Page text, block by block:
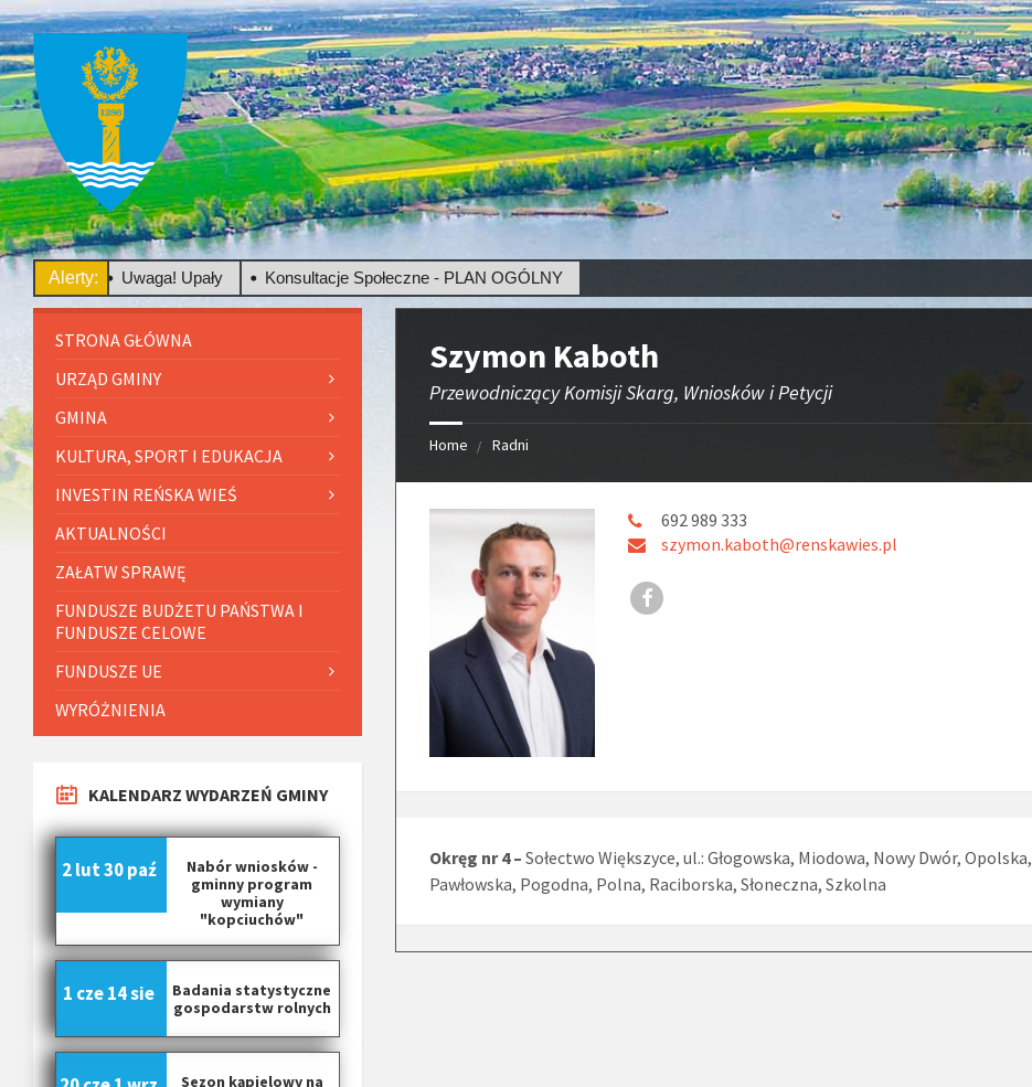
Alerty:Uwaga! Upały Konsultacje Społeczne - PLAN OGÓLNY
Szymon Kaboth
Przewodniczący Komisji Skarg, Wniosków i Petycji
Home Radni
692 989 333
szymon.kaboth@renskawies.pl
Okręg nr 4 –Sołectwo Większyce, ul.: Głogowska, Miodowa, Nowy Dwór, Opolska,
Pawłowska, Pogodna, Polna, Raciborska, Słoneczna, Szkolna
STRONA GŁÓWNA
URZĄD GMINY
GMINA
KULTURA, SPORT I EDUKACJA
INVESTIN REŃSKA WIEŚ
AKTUALNOŚCI
ZAŁATW SPRAWĘ
FUNDUSZE BUDŻETU PAŃSTWA I
FUNDUSZE CELOWE
FUNDUSZE UE
WYRÓŻNIENIA
KALENDARZ WYDARZEŃ GMINY
Nabór wniosków -
gminny program
wymiany
"kopciuchów"
2 lut30 paź
Badania statystyczne
gospodarstw rolnych
1 cze14 sie
Sezon kąpielowy na